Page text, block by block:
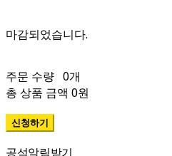
주문 수량 0개
총 상품 금액 0원